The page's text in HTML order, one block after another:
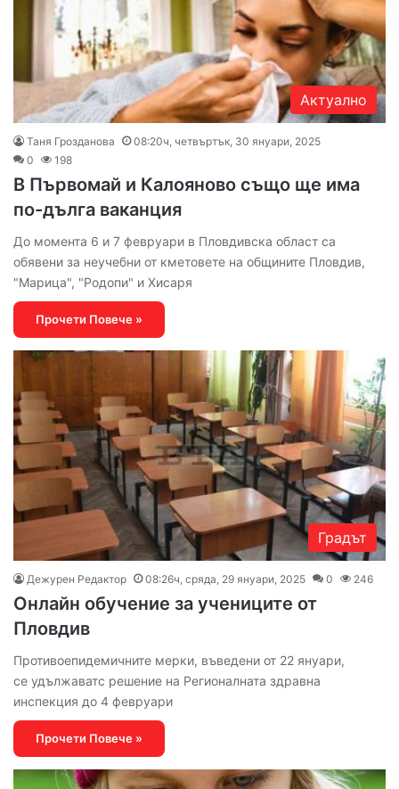
Актуално
Таня Грозданова
08:20ч, четвъртък, 30 януари, 2025
0
198
В Първомай и Калояново също ще има
по-дълга ваканция
До момента 6 и 7 февруари в Пловдивска област са
обявени за неучебни от кметовете на общините Пловдив,
"Марица", "Родопи" и Хисаря
Прочети Повече »
Градът
Дежурен Редактор 08:26ч, сряда, 29 януари, 2025 0 246
Онлайн обучение за учениците от
Пловдив
Противоепидемичните мерки, въведени от 22 януари,
се удължаватс решение на Регионалната здравна
инспекция до 4 февруари
Прочети Повече »